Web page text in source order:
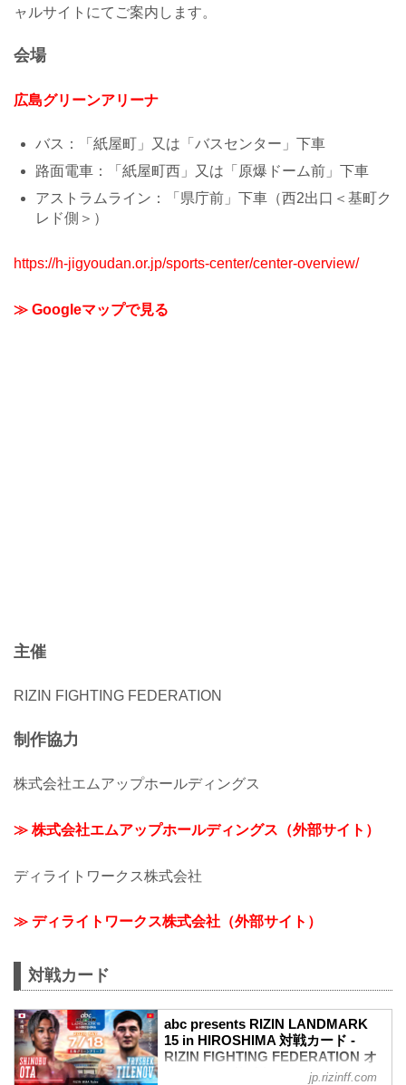
ャルサイトにてご案内します。
会場
広島グリーンアリーナ
バス：「紙屋町」又は「バスセンター」下車
路面電車：「紙屋町西」又は「原爆ドーム前」下車
アストラムライン：「県庁前」下車（西2出口＜基町ク
レド側＞）
https://h-jigyoudan.or.jp/sports-center/center-overview/
≫ Googleマップで見る
主催
RIZIN FIGHTING FEDERATION
制作協力
株式会社エムアップホールディングス
≫ 株式会社エムアップホールディングス（外部サイト）
ディライトワークス株式会社
≫ ディライトワークス株式会社（外部サイト）
対戦カード
abc presents RIZIN LANDMARK
15 in HIROSHIMA 対戦カード -
RIZIN FIGHTING FEDERATION オ
jp.rizinff.com